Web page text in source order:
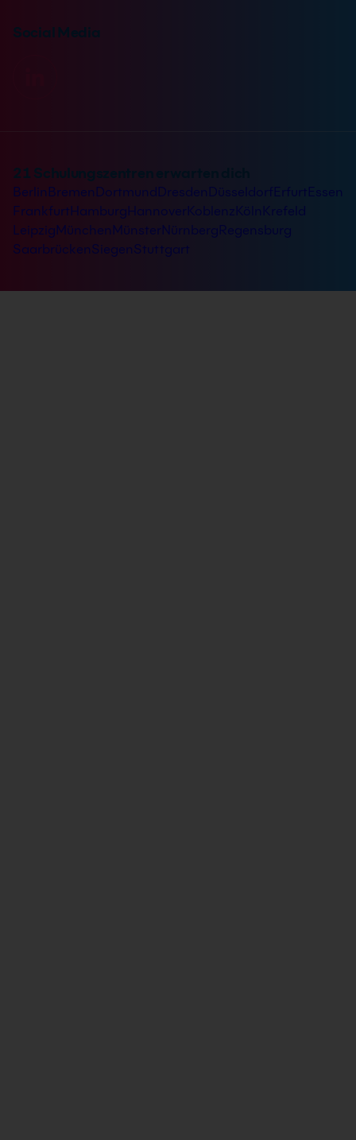
Social Media
21 Schulungszentren erwarten dich
Berlin Bremen Dortmund ErfurtEssen
FrankfurtHamburgHannover
Krefeld
LeipzigMünchen Münster
SaarbrückenSiegen Stuttgart